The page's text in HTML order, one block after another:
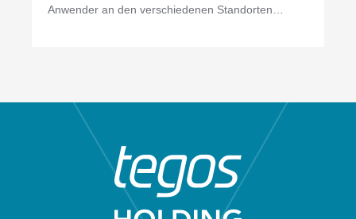
Anwender an den verschiedenen Standorten…